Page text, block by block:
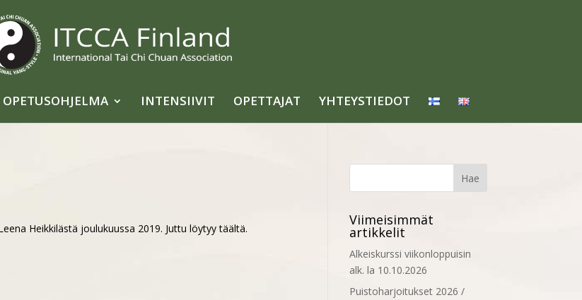
OPETUSOHJELMA INTENSIIVIT OPETTAJAT YHTEYSTIEDOT
Heikkilästä joulukuussa 2019. Juttu löytyy täältä.
Viimeisimmät
artikkelit
Alkeiskurssi viikonloppuisin
alk. la 10.10.2026
Puistoharjoitukset 2026 /